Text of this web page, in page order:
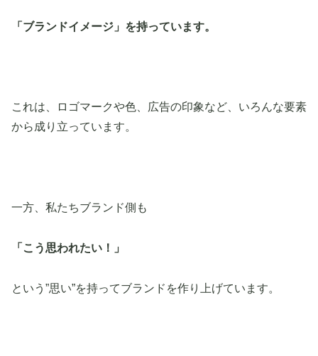
「ブランドイメージ」を持っています。
これは、ロゴマークや色、広告の印象など、いろんな要素
から成り立っています。
一方、私たちブランド側も
「こう思われたい！」
という”思い”を持ってブランドを作り上げています。